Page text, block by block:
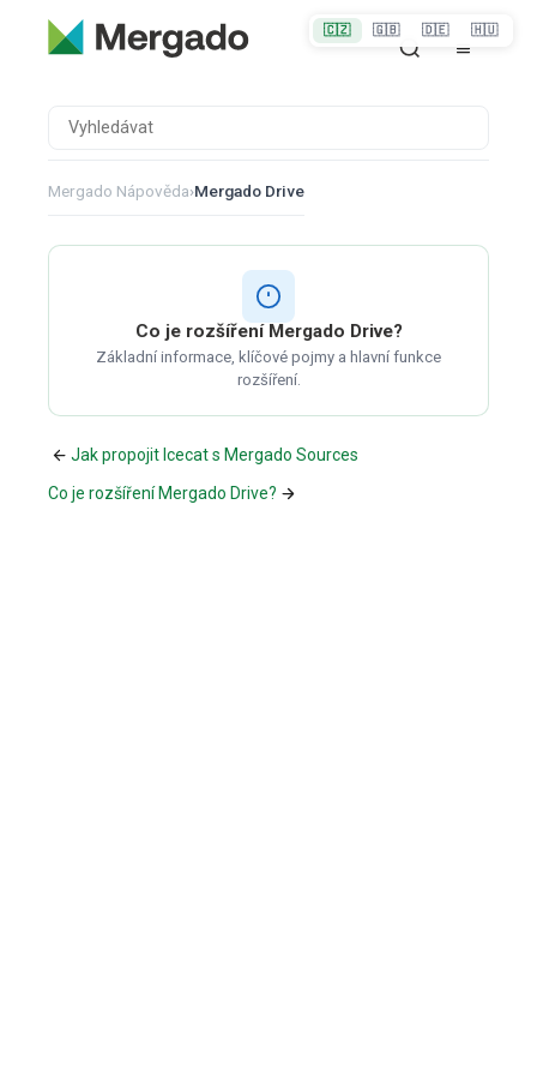
Mergado Nápověda›Mergado Drive
Co je rozšíření Mergado Drive?
Základní informace, klíčové pojmy a hlavní funkce
rozšíření.
Jak propojit Icecat s Mergado Sources
Co je rozšíření Mergado Drive?
🇨🇿 🇬🇧 🇩🇪 🇭🇺